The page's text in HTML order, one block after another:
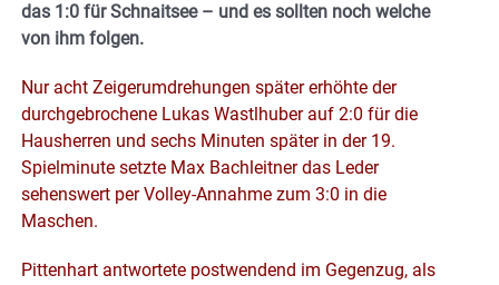
das 1:0 für Schnaitsee – und es sollten noch welche
von ihm folgen.
Nur acht Zeigerumdrehungen später erhöhte der
durchgebrochene Lukas Wastlhuber auf 2:0 für die
Hausherren und sechs Minuten später in der 19.
Spielminute setzte Max Bachleitner das Leder
sehenswert per Volley-Annahme zum 3:0 in die
Maschen.
Pittenhart antwortete postwendend im Gegenzug, als